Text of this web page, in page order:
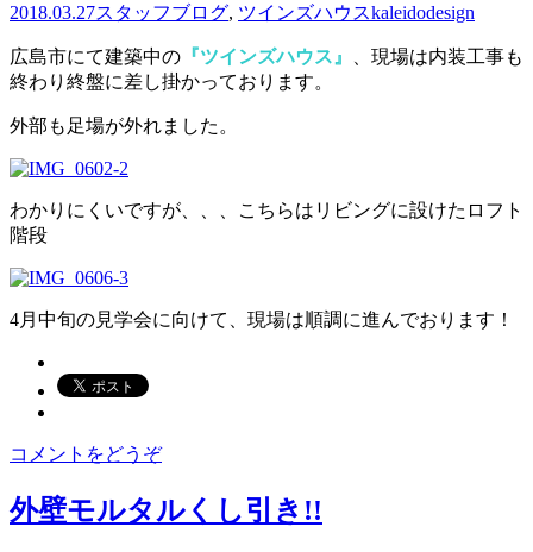
2018.03.27スタッフブログ, ツインズハウスkaleidodesign
広島市にて建築中の 『ツインズハウス』
、現場は内装工事も
終わり終盤に差し掛かっております。
外部も足場が外れました。
わかりにくいですが、、、こちらはリビングに設けたロフト
階段
4月中旬の見学会に向けて、現場は順調に進んでおります！
コメントをどうぞ
外壁モルタルくし引き!!